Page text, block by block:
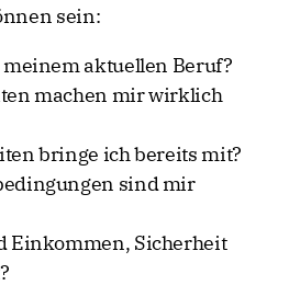
sein:
aktuellen Beruf?
machen mir wirklich
bringe ich bereits mit?
sind mir
Einkommen, Sicherheit